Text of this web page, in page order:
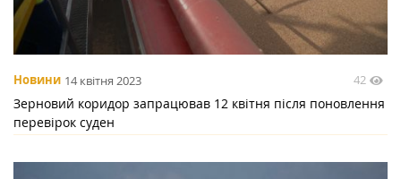
Новини 14 квітня 2023 42
Зерновий коридор запрацював 12 квітня після поновлення
перевірок суден